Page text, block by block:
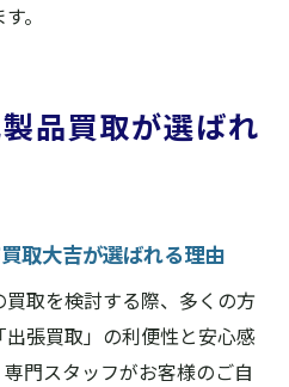
。
品買取が選ばれ
取大吉が選ばれる理由
取を検討する際、多くの方
張買取」の利便性と安心感
門スタッフがお客様のご自